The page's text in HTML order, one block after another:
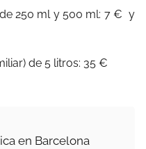
250 ml y 500 ml: 7 € y
de 5 litros: 35 €
en Barcelona